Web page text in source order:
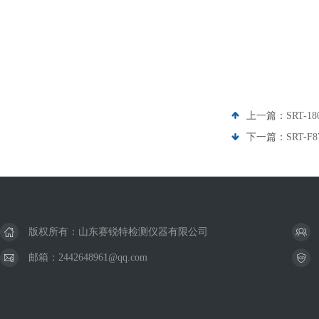
上一篇： SRT-
下一篇： SRT-
版权所有：山东赛锐特检测仪器有限公司
邮箱：2442648961@qq.com